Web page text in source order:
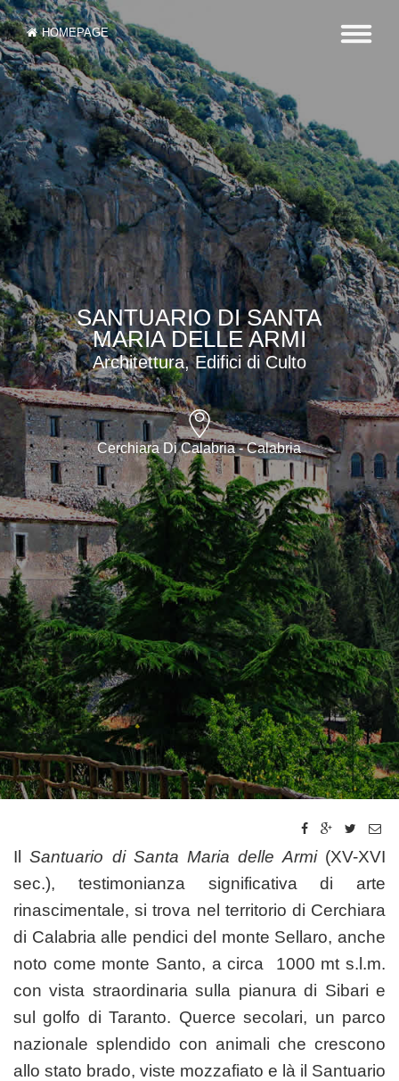
HOMEPAGE
SANTUARIO DI SANTA
MARIA DELLE ARMI
Architettura, Edifici di Culto
Cerchiara Di Calabria - Calabria
IlSantuario di Santa Maria delle Armi(XV-XVI
sec.), testimonianza significativa di arte
rinascimentale, si trova nel territorio di Cerchiara
di Calabria alle pendici del monte Sellaro, anche
noto come monte Santo, a circa 1000 mt s.l.m.
con vista straordinaria sulla pianura di Sibari e
sul golfo di Taranto. Querce secolari, un parco
nazionale splendido con animali che crescono
allo stato brado, viste mozzafiato e là il Santuario